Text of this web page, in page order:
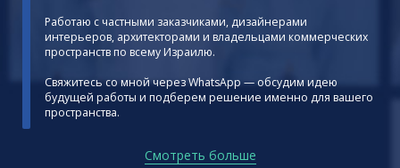
Работаю с частными заказчиками, дизайнерами
интерьеров, архитекторами и владельцами коммерческих
пространств по всему Израилю.
Свяжитесь со мной через WhatsApp — обсудим идею
будущей работы и подберем решение именно для вашего
пространства.
Смотреть больше